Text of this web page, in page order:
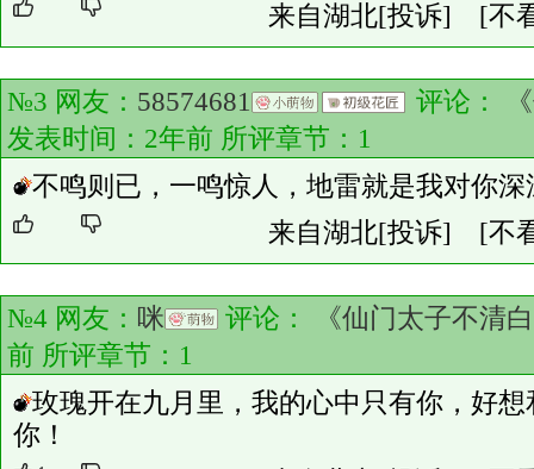
来自湖北[投诉] [不
№3 网友： 58574681 评论：
发表时间：2年前 所评章节： 1
不鸣则已，一鸣惊人，地雷就是我对你深
来自湖北[投诉] [不
№4 网友： 咪 评论：
《仙门太子不清
前 所评章节： 1
玫瑰开在九月里，我的心中只有你，好
你！